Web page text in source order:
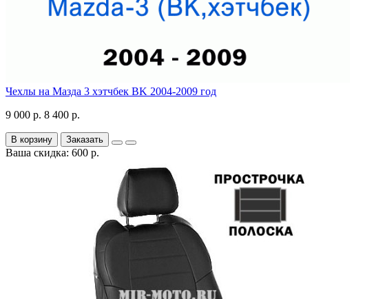
Чехлы на Мазда 3 хэтчбек BK 2004-2009 год
9 000 р. 8 400 р.
В корзину Заказать
Ваша скидка: 600 р.